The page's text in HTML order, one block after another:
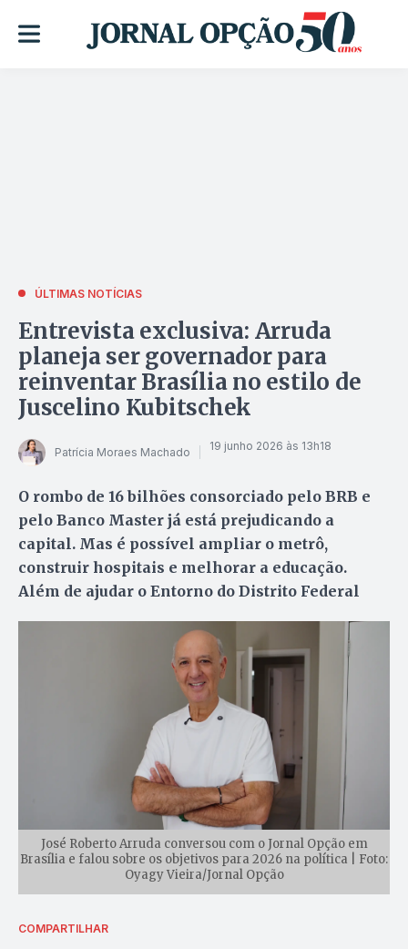
ÚLTIMAS NOTÍCIAS
Entrevista exclusiva: Arruda
planeja ser governador para
reinventar Brasília no estilo de
Juscelino Kubitschek
Patrícia Moraes Machado 19 junho 2026 às 13h18
O rombo de 16 bilhões consorciado pelo BRB e
pelo Banco Master já está prejudicando a
capital. Mas é possível ampliar o metrô,
construir hospitais e melhorar a educação.
Além de ajudar o Entorno do Distrito Federal
José Roberto Arruda conversou com o Jornal Opção em
Brasília e falou sobre os objetivos para 2026 na política | Foto:
Oyagy Vieira/Jornal Opção
COMPARTILHAR